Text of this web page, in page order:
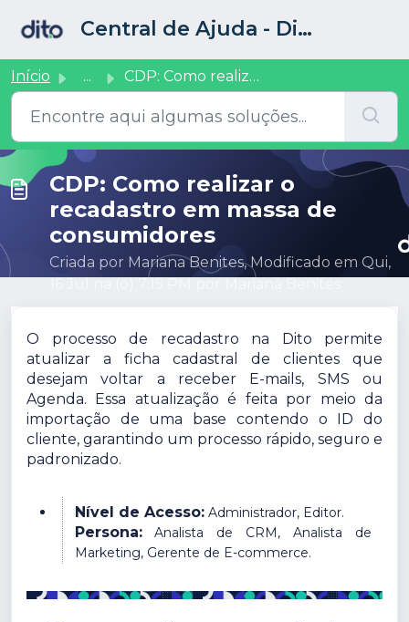
Central de Ajuda - Dito CRM
Início ... CDP: Como realizar o recadastro em massa de consumidores
CDP: Como realizar o
recadastro em massa de
consumidores
Criada por Mariana Benites, Modificado em Qui,
O processo de recadastro na Dito permite
atualizar a ficha cadastral de clientes que
desejam voltar a receber E-mails, SMS ou
Agenda. Essa atualização é feita por meio da
importação de uma base contendo o ID do
cliente, garantindo um processo rápido, seguro e
padronizado.
Nível de Acesso: Administrador, Editor.
Persona:
Analista de CRM, Analista de
Marketing, Gerente de E-commerce.